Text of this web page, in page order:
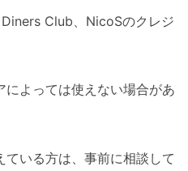
Club、NicoSのクレジ
よっては使えない場合があ
いる方は、事前に相談して